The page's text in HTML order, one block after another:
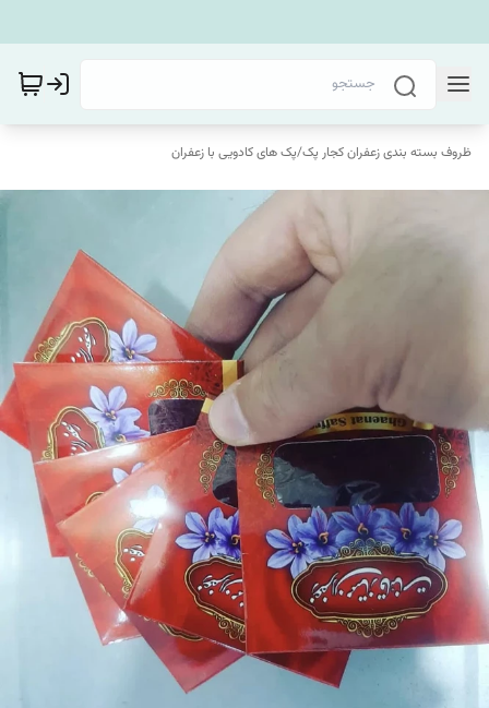
ظروف بسته بندی زعفران کجار پک/پک های کادویی با زعفران